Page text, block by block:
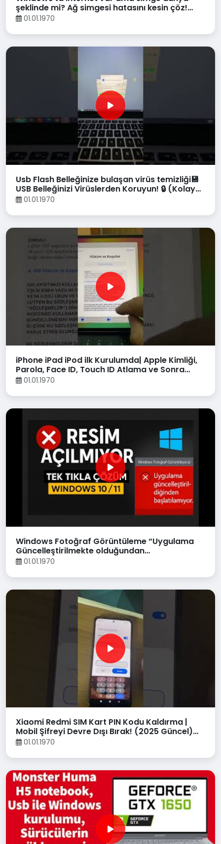
şeklinde mi? Ağ simgesi hatasını kesin çöz!
(2025) 🌐#windows
01.01.1970
Usb Flash Belleğinize bulaşan virüs temizliği💾
USB Belleğinizi Virüslerden Koruyun! 🔒 (Kolay
Yöntem)
01.01.1970
iPhone iPad iPod ilk Kurulumda| Apple Kimliği,
Parola, Face ID, Touch ID Atlama ve Sonra
Ayarlama
01.01.1970
Windows Fotoğraf Görüntüleme “Uygulama
Güncelleştirilmekte olduğundan
Başlatılamıyor” Hatası Çözümü
01.01.1970
Xiaomi Redmi SIM Kart PIN Kodu Kaldırma |
Mobil Şifreyi Devre Dışı Bırak! (2025 Güncel)
#xaomi
01.01.1970